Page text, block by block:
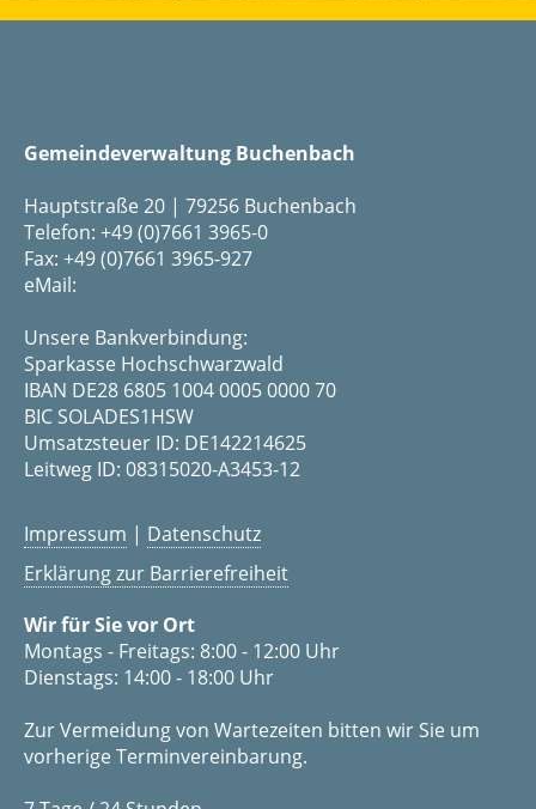
Gemeindeverwaltung Buchenbach
Hauptstraße 20 | 79256 Buchenbach
Telefon: +49 (0)7661 3965-0
Fax: +49 (0)7661 3965-927
eMail:
Unsere Bankverbindung:
Sparkasse Hochschwarzwald
IBAN DE28 6805 1004 0005 0000 70
BIC SOLADES1HSW
Umsatzsteuer ID: DE142214625
Leitweg ID: 08315020-A3453-12
Impressum | Datenschutz
Erklärung zur Barrierefreiheit
Wir für Sie vor Ort
Montags - Freitags: 8:00 - 12:00 Uhr
Dienstags: 14:00 - 18:00 Uhr
Zur Vermeidung von Wartezeiten bitten wir Sie um
vorherige Terminvereinbarung.